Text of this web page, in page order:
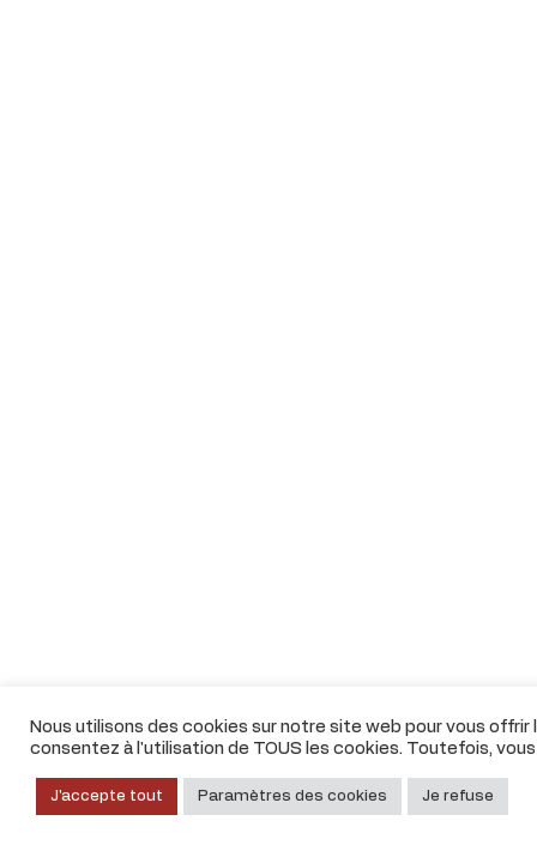
Nous utilisons des cookies sur notre site web pour vous
consentez à l'utilisation de TOUS les cookies. Toutefois,
J'accepte tout Paramètres des cookies Je refuse